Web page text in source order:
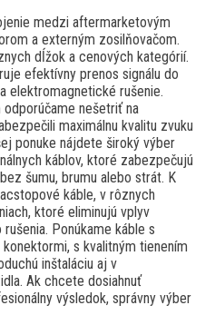
medzi aftermarketovým
a externým zosilňovačom.
dĺžok a cenových kategórií.
efektívny prenos signálu do
elektromagnetické rušenie.
odporúčame nešetriť na
maximálnu kvalitu zvuku
ponuke nájdete široký výber
káblov, ktoré zabezpečujú
šumu, brumu alebo strát. K
káble, v rôznych
ktoré eliminujú vplyv
Ponúkame káble s
s kvalitným tienením
inštaláciu aj v
Ak chcete dosiahnuť
výsledok, správny výber